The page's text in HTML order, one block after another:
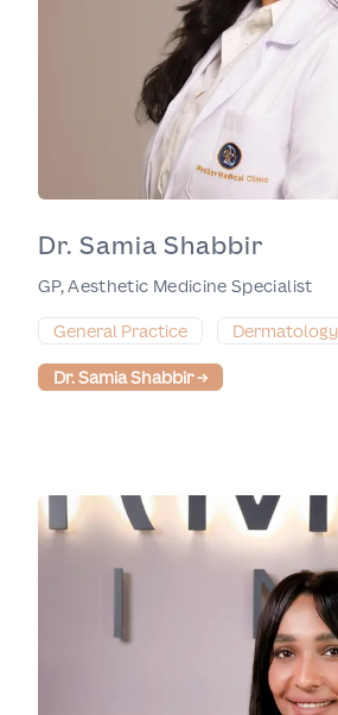
Dr. Samia Shabbir
GP, Aesthetic Medicine Specialist
General Practice
Dermatology
Dr. Samia Shabbir→